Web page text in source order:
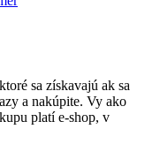
sa získavajú ak sa
a nakúpite. Vy ako
platí e-shop, v